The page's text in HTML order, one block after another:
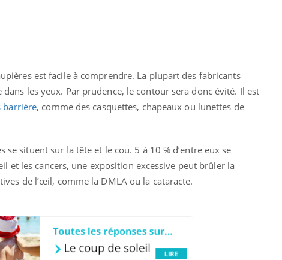
est facile à comprendre. La plupart des fabricants
les yeux. Par prudence, le contour sera donc évité. Il est
barrière, comme des casquettes, chapeaux ou lunettes de
situent sur la tête et le cou. 5 à 10 % d’entre eux se
et les cancers, une exposition excessive peut brûler la
de l’œil, comme la DMLA ou la cataracte.